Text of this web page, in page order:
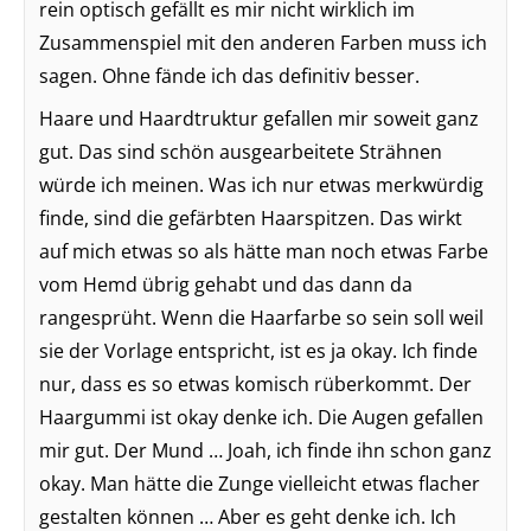
rein optisch gefällt es mir nicht wirklich im
Zusammenspiel mit den anderen Farben muss ich
sagen. Ohne fände ich das definitiv besser.
Haare und Haardtruktur gefallen mir soweit ganz
gut. Das sind schön ausgearbeitete Strähnen
würde ich meinen. Was ich nur etwas merkwürdig
finde, sind die gefärbten Haarspitzen. Das wirkt
auf mich etwas so als hätte man noch etwas Farbe
vom Hemd übrig gehabt und das dann da
rangesprüht. Wenn die Haarfarbe so sein soll weil
sie der Vorlage entspricht, ist es ja okay. Ich finde
nur, dass es so etwas komisch rüberkommt. Der
Haargummi ist okay denke ich. Die Augen gefallen
mir gut. Der Mund … Joah, ich finde ihn schon ganz
okay. Man hätte die Zunge vielleicht etwas flacher
gestalten können … Aber es geht denke ich. Ich